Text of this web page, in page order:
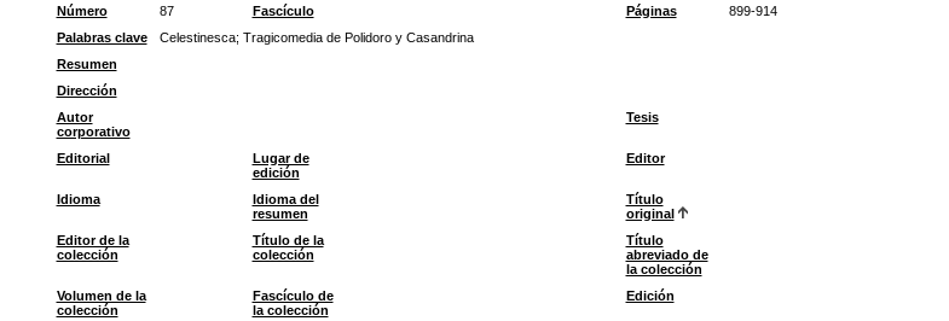
Número
87 Fascículo Páginas
899-914
Palabras clave
Celestinesca; Tragicomedia de Polidoro y Casandrina
Resumen
Dirección
Autor
corporativo
Tesis
Editorial
Lugar de
edición
Editor
Idioma
Idioma del
resumen
Título
original
Editor de la
colección
Título de la
colección
Título
abreviado de
la colección
Volumen de la
colección
Fascículo de
la colección
Edición